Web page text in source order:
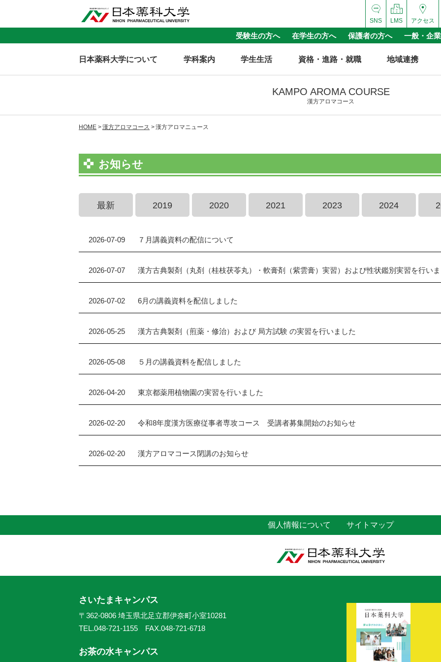
アクセス
LMS
SNS
受験生の方へ 在学生の方へ 保護者の方へ 一般・企
日本薬科大学について 学科案内 学生生活 資格・進路・就職 地域連携
KAMPO AROMA COURSE
漢方アロマコース
HOME 漢方アロマコース 漢方アロマニュース
お知らせ
最新 2019 2020 2021 2023 2024
2026-07-09 ７月講義資料の配信について
2026-07-07 漢方古典製剤（丸剤（桂枝茯苓丸）・軟膏剤（紫雲膏）実習）および性状鑑別実習を行い
2026-07-02 6月の講義資料を配信しました
2026-05-25 漢方古典製剤（煎薬・修治）および 局方試験 の実習を行いました
2026-05-08 ５月の講義資料を配信しました
2026-04-20 東京都薬用植物園の実習を行いました
2026-02-20 令和8年度漢方医療従事者専攻コース 受講者募集開始のお知らせ
2026-02-20 漢方アロマコース閉講のお知らせ
個人情報について サイトマップ
さいたまキャンパス
〒362-0806 埼玉県北足立郡伊奈町小室10281
TEL.048-721-1155 FAX.048-721-6718
お茶の水キャンパス